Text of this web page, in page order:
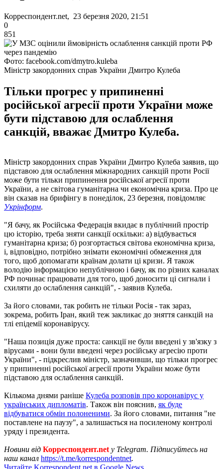
Корреспондент.net, 23 березня 2020, 21:51
0
851
Фото: facebook.com/dmytro.kuleba
Міністр закордонних справ України Дмитро Кулеба
Тільки прогрес у припиненні
російської агресії проти України може
бути підставою для ослаблення
санкцій, вважає Дмитро Кулеба.
Міністр закордонних справ України Дмитро Кулеба заявив, що
підставою для ослаблення міжнародних санкцій проти Росії
може бути тільки припинення російської агресії проти
України, а не світова гуманітарна чи економічна криза. Про це
він сказав на брифінгу в понеділок, 23 березня, повідомляє
Укрінформ.
"Я бачу, як Російська Федерація вкидає в публічний простір
цю історію, треба зняти санкції оскільки: а) відбувається
гуманітарна криза; б) розгортається світова економічна криза,
і, відповідно, потрібно знімати економічні обмеження для
того, щоб допомагати країнам долати ці кризи. Я також
володію інформацією непублічною і бачу, як по різних каналах
РФ починає працювати для того, щоб доносити ці сигнали і
схиляти до ослаблення санкцій", - заявив Кулеба.
За його словами, так робить не тільки Росія - так зараз,
зокрема, робить Іран, який теж закликає до зняття санкцій на
тлі епідемії коронавірусу.
"Наша позиція дуже проста: санкції не були введені у зв'язку з
вірусами - вони були введені через російську агресію проти
України", - підкреслив міністр, зазначивши, що тільки прогрес
у припиненні російської агресії проти України може бути
підставою для ослаблення санкцій.
Кількома днями раніше Кулеба розповів про коронавірус у
українських дипломатів. Також він пояснив, як буде
відбуватися обмін полоненими. За його словами, питання "не
поставлене на паузу", а залишається на посиленому контролі
уряду і президента.
Новини від Корреспондент.net у Telegram. Підписуйтесь на
наш канал https://t.me/korrespondentnet.
Читайте Korrespondent.net в Google News